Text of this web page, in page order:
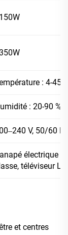
: 4-45
: 20-90 %
V, 50/60
électrique
téléviseur
et centres